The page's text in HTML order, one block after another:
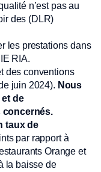
n’est pas au
des (DLR)
les prestations dans
RIA.
des conventions
juin 2024). Nous
de
concernés.
taux de
par rapport à
Orange et
la baisse de